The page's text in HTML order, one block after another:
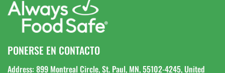
PONERSE EN CONTACTO
Address: 899 Montreal Circle, St. Paul, MN, 55102-4245, United